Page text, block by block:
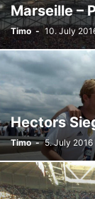
Marseille –
Timo - 10. July
Hectors
Timo - 5. July 2016